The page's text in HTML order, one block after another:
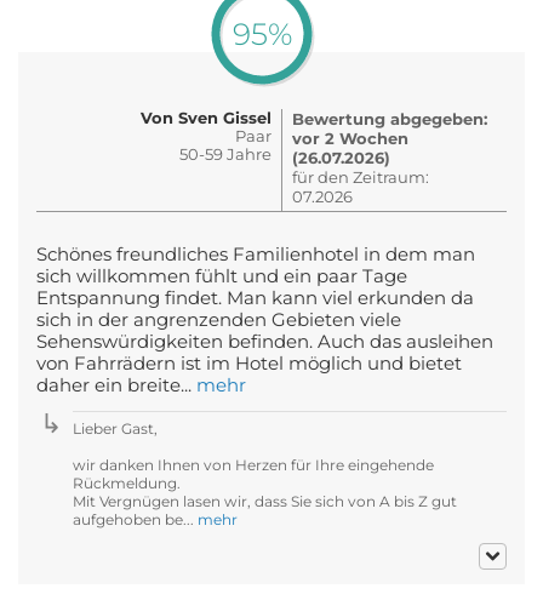
95%
Von Sven Gissel
Paar
50-59 Jahre
Bewertung abgegeben:
vor 2 Wochen
(26.07.2026)
für den Zeitraum:
07.2026
Schönes freundliches Familienhotel in dem man
sich willkommen fühlt und ein paar Tage
Entspannung findet. Man kann viel erkunden da
sich in der angrenzenden Gebieten viele
Sehenswürdigkeiten befinden. Auch das ausleihen
von Fahrrädern ist im Hotel möglich und bietet
daher ein breite... mehr
Lieber Gast,
wir danken Ihnen von Herzen für Ihre eingehende
Rückmeldung.
Mit Vergnügen lasen wir, dass Sie sich von A bis Z gut
aufgehoben be... mehr